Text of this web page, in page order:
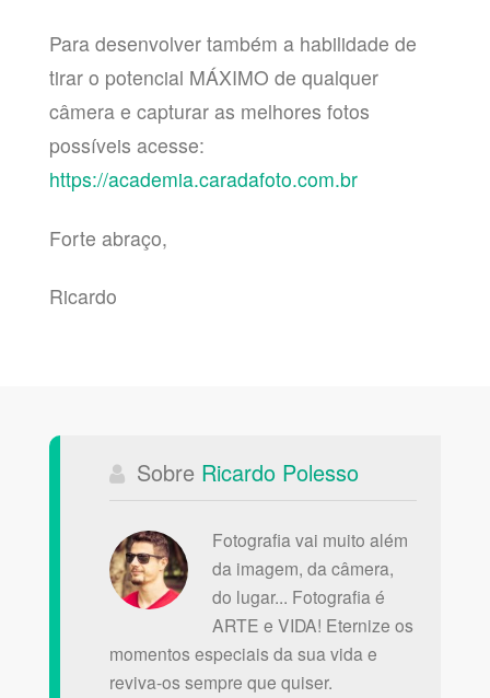
Para desenvolver também a habilidade de
tirar o potencial MÁXIMO de qualquer
câmera e capturar as melhores fotos
possíveis acesse:
https://academia.caradafoto.com.br
Forte abraço,
Ricardo
Sobre Ricardo Polesso
Fotografia vai muito além
da imagem, da câmera,
do lugar... Fotografia é
ARTE e VIDA! Eternize os
momentos especiais da sua vida e
reviva-os sempre que quiser.